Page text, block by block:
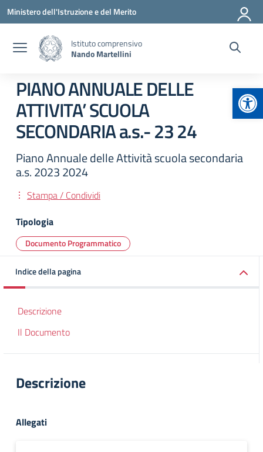
Vai ai contenuti
Vai al menu di navigazione
Vai al footer
Ministero dell'Istruzione e del Merito
Istituto comprensivo
Nando Martellini
PIANO ANNUALE DELLE
ATTIVITA’ SCUOLA
SECONDARIA a.s.- 23 24
Piano Annuale delle Attività scuola secondaria
a.s. 2023 2024
Stampa / Condividi
Tipologia
Documento Programmatico
Indice della pagina
Descrizione
Il Documento
Descrizione
Allegati